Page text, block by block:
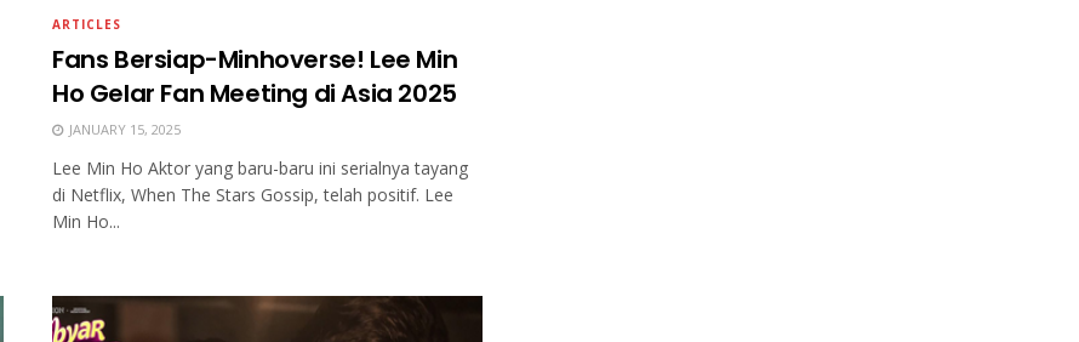
ARTICLES
Fans Bersiap-Minhoverse! Lee Min
Ho Gelar Fan Meeting di Asia 2025
JANUARY 15, 2025
Lee Min Ho Aktor yang baru-baru ini serialnya tayang
di Netflix, When The Stars Gossip, telah positif. Lee
Min Ho...